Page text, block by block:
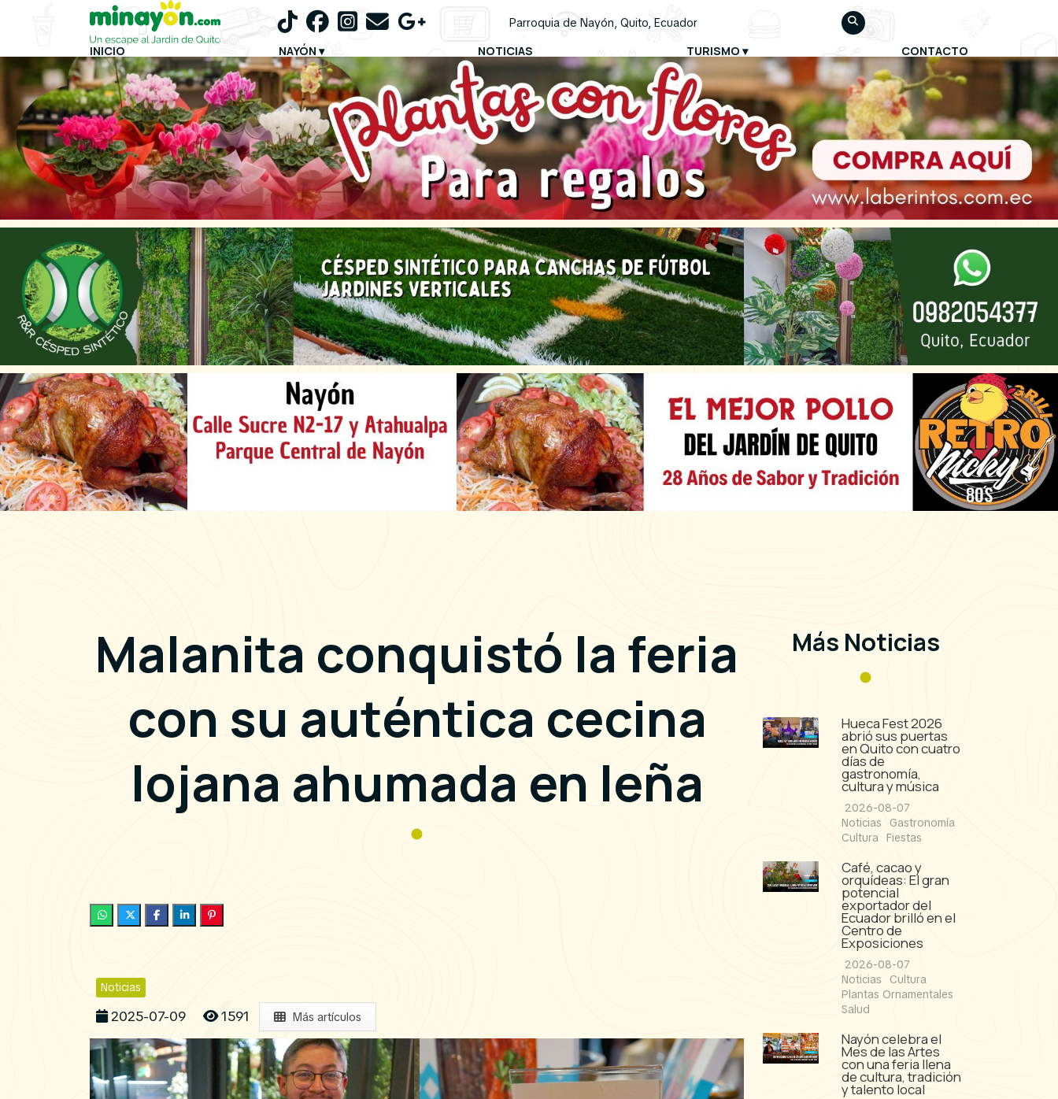
Parroquia de Nayón, Quito, Ecuador
INICIO NAYÓN NOTICIAS TURISMO CONTACTO
Malanita conquistó la feria
con su auténtica cecina
lojana ahumada en leña
Noticias
2025-07-09 1591 Más artículos
Más Noticias
Hueca Fest 2026
abrió sus puertas
en Quito con cuatro
días de
gastronomía,
cultura y música
2026-08-07
Noticias
Gastronomía
Cultura
Fiestas
Café, cacao y
orquídeas: El gran
potencial
exportador del
Ecuador brilló en el
Centro de
Exposiciones
2026-08-07
Noticias
Cultura
Plantas Ornamentales
Salud
Nayón celebra el
Mes de las Artes
con una feria llena
de cultura, tradición
y talento local